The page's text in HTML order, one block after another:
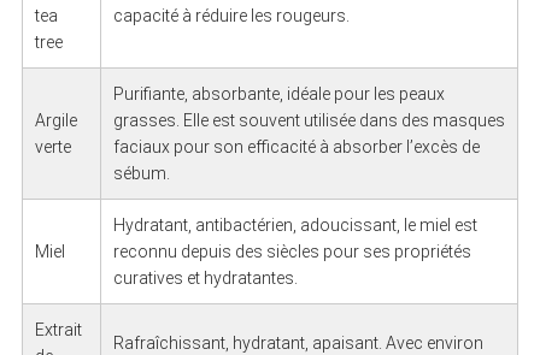
tea
tree
capacité à réduire les rougeurs.
Argile
verte
Purifiante, absorbante, idéale pour les peaux
grasses. Elle est souvent utilisée dans des masques
faciaux pour son efficacité à absorber l’excès de
sébum.
Miel
Hydratant, antibactérien, adoucissant, le miel est
reconnu depuis des siècles pour ses propriétés
curatives et hydratantes.
Extrait
Rafraîchissant, hydratant, apaisant. Avec environ